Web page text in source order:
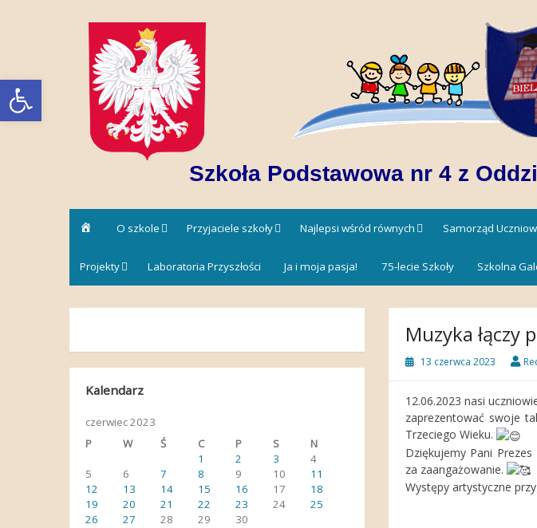
Open toolbar
Szkoła Podstawowa nr 4 z
Strona
główna
O szkole Przyjaciele szkoły Najlepsi wśród równych Samorząd
Projekty Laboratoria Przyszłości Ja i moja pasja! 75-lecie Szkoły Szkolna
Muzyka łączy
13 czerwca 2023
12.06.2023 nasi
zaprezentować swoje
Trzeciego Wieku.
Dziękujemy Pani
za zaangażowanie.
Występy artystyczne
Kalendarz
czerwiec 2023
P
W Ś C P S
N
1
2 3
4
5
6 7 8 9 10
11
12
13 14 15 16 17
18
19
20 21 22 23 24
25
26
27 28 29 30